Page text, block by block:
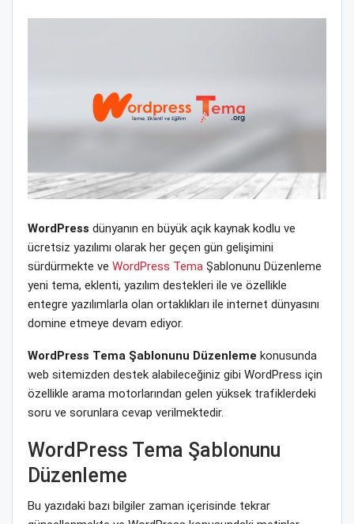
WordPress dünyanın en büyük açık kaynak kodlu ve
ücretsiz yazılımı olarak her geçen gün gelişimini
sürdürmekte ve WordPress Tema Şablonunu Düzenleme
yeni tema, eklenti, yazılım destekleri ile ve özellikle
entegre yazılımlarla olan ortaklıkları ile internet dünyasını
domine etmeye devam ediyor.
WordPress Tema Şablonunu Düzenleme konusunda
web sitemizden destek alabileceğiniz gibi WordPress için
özellikle arama motorlarından gelen yüksek trafiklerdeki
soru ve sorunlara cevap verilmektedir.
WordPress Tema Şablonunu
Düzenleme
Bu yazıdaki bazı bilgiler zaman içerisinde tekrar